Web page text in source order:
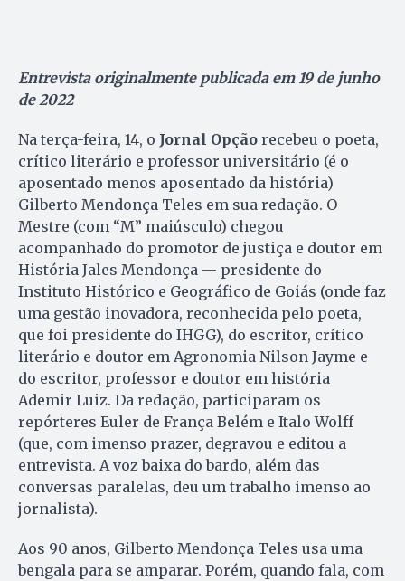
Entrevista originalmente publicada em 19 de junho
de 2022
Na terça-feira, 14, o Jornal Opção recebeu o poeta,
crítico literário e professor universitário (é o
aposentado menos aposentado da história)
Gilberto Mendonça Teles em sua redação. O
Mestre (com “M” maiúsculo) chegou
acompanhado do promotor de justiça e doutor em
História Jales Mendonça — presidente do
Instituto Histórico e Geográfico de Goiás (onde faz
uma gestão inovadora, reconhecida pelo poeta,
que foi presidente do IHGG), do escritor, crítico
literário e doutor em Agronomia Nilson Jayme e
do escritor, professor e doutor em história
Ademir Luiz. Da redação, participaram os
repórteres Euler de França Belém e Italo Wolff
(que, com imenso prazer, degravou e editou a
entrevista. A voz baixa do bardo, além das
conversas paralelas, deu um trabalho imenso ao
jornalista).
Aos 90 anos, Gilberto Mendonça Teles usa uma
bengala para se amparar. Porém, quando fala, com